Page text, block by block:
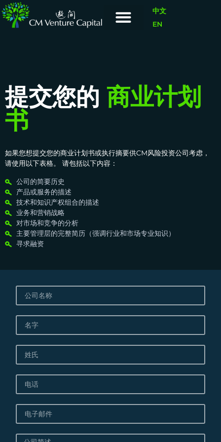
中文
EN
提交您的 商业计划
书
如果您想提交您的商业计划书或执行摘要供CM风险投资公司考虑，
请使用以下表格。 请包括以下内容：
公司的简要历史
产品或服务的描述
技术和知识产权组合的描述
业务和营销战略
对市场和竞争的分析
主要管理层的完整简历（强调行业和市场专业知识）
寻求融资